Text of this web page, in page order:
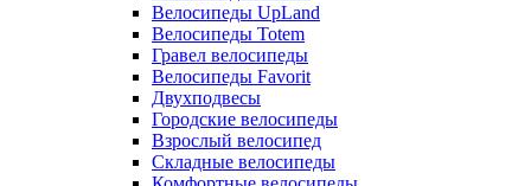
Велосипеды UpLand
Велосипеды Totem
Гравел велосипеды
Велосипеды Favorit
Двухподвесы
Городские велосипеды
Взрослый велосипед
Складные велосипеды